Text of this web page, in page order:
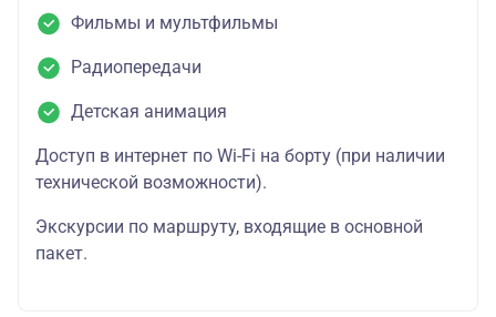
Фильмы и мультфильмы
Радиопередачи
Детская анимация
Доступ в интернет по Wi-Fi на борту (при наличии
технической возможности).
Экскурсии по маршруту, входящие в основной
пакет.